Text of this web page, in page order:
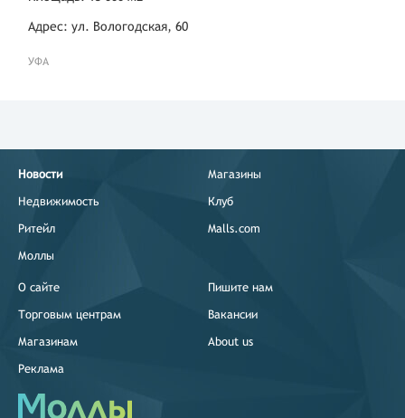
Адрес: ул. Вологодская, 60
УФА
Новости
Недвижимость
Ритейл
Моллы
Магазины
Клуб
Malls.com
О сайте
Торговым центрам
Магазинам
Реклама
Пишите нам
Вакансии
About us